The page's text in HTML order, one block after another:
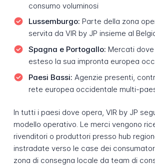
consumo voluminosi
Lussemburgo: Parte della zona
servita da VIR by JP insieme al
Spagna e Portogallo: Mercati dove
esteso la sua impronta europea
Paesi Bassi: Agenzie presenti,
rete europea occidentale multi-
In tutti i paesi dove opera, VIR by JP
modello operativo. Le merci vengono
rivenditori o produttori presso hub
instradate verso le case dei
zona di consegna locale da team di